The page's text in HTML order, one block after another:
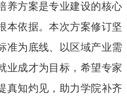
养方案是专业建设的核心
本依据。本次方案修订坚
准为底线、以区域产业需
业成才为目标，希望专家
真知灼见，助力学院补齐